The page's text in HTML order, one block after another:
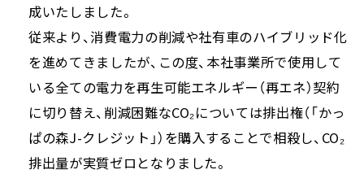
成いたしました。
従来より、消費電力の削減や社有車のハイブリッド化
を進めてきましたが、この度、本社事業所で使用して
いる全ての電力を再生可能エネルギー（再エネ）契約
に切り替え、削減困難なCO₂については排出権（「かっ
ぱの森J-クレジット」）を購入することで相殺し、CO₂
排出量が実質ゼロとなりました。